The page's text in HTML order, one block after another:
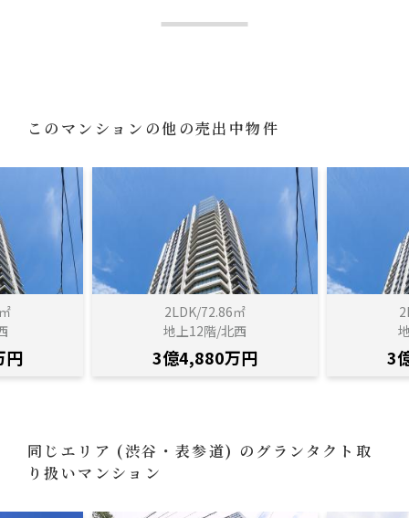
このマンションの他の売出中物件
円
2LDK/72.86㎡
地上12階/北西
3億4,880万円 3
同じエリア (渋谷・表参道) のグランタクト取
り扱いマンション